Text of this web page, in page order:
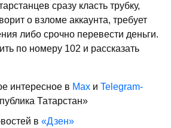
сразу класть трубку,
о взломе аккаунта, требует
либо срочно перевести деньги.
по номеру 102 и рассказать
интересное в Max и Telegram-
Татарстан»
в «Дзен»